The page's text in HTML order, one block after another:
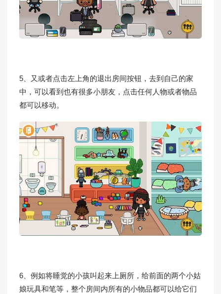
5、又或者点击左上角的退出房间按钮，去到自己的家
中，可以看到也有很多小朋友，点击任何人物或者物品
都可以移动。
6、例如将睡觉的小孩叫起来上厕所，给前面的两个小姑
娘玩具和笔等，整个房间内所有的小物品都可以给它们